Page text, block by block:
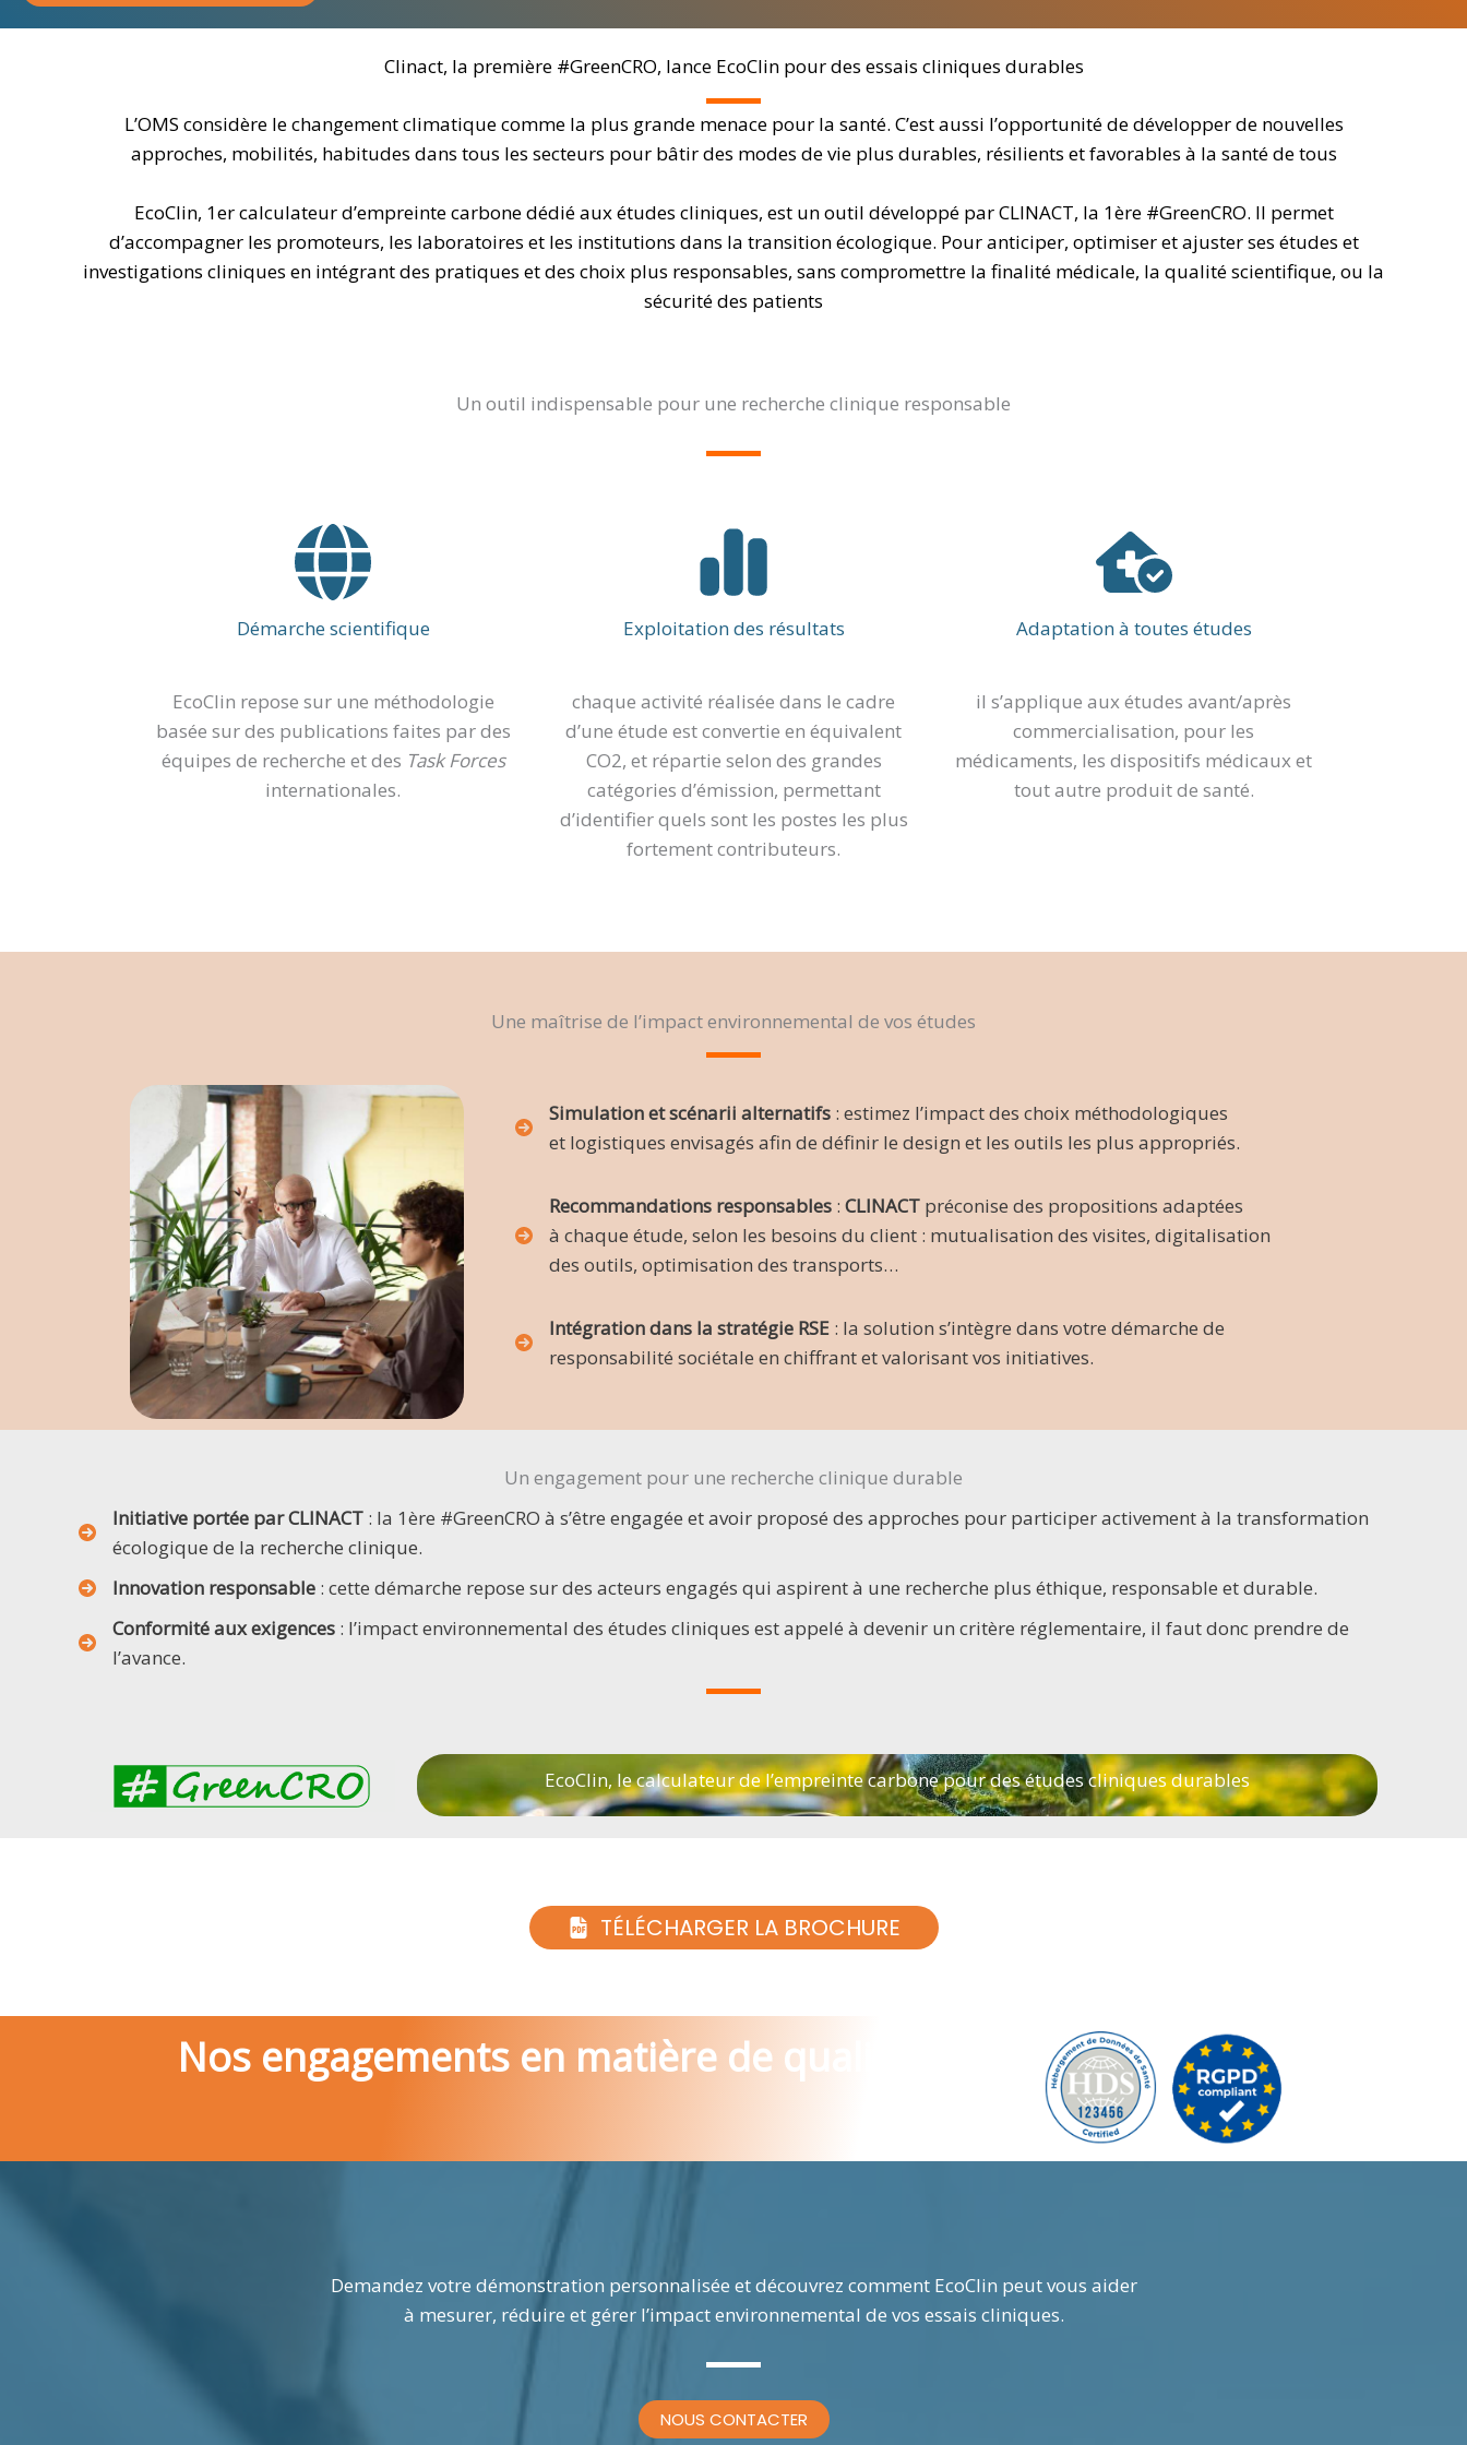
Clinact, la première #GreenCRO, lance EcoClin pour des essais cliniques durables
L’OMS considère le changement climatique comme la plus grande menace pour la santé. C’est aussi l’opportunité de développer de nouvelles
approches, mobilités, habitudes dans tous les secteurs pour bâtir des modes de vie plus durables, résilients et favorables à la santé de tous
EcoClin, 1er calculateur d’empreinte carbone dédié aux études cliniques, est un outil développé par CLINACT, la 1ère #GreenCRO. Il permet
d’accompagner les promoteurs, les laboratoires et les institutions dans la transition écologique. Pour anticiper, optimiser et ajuster ses études et
investigations cliniques en intégrant des pratiques et des choix plus responsables, sans compromettre la finalité médicale, la qualité scientifique, ou la
sécurité des patients
Un outil indispensable pour une recherche clinique responsable
Démarche scientifique
EcoClin repose sur une méthodologie
basée sur des publications faites par des
équipes de recherche et des Task Forces
internationales.
Exploitation des résultats
chaque activité réalisée dans le cadre
d’une étude est convertie en équivalent
CO2, et répartie selon des grandes
catégories d’émission, permettant
d’identifier quels sont les postes les plus
fortement contributeurs.
Adaptation à toutes études
il s’applique aux études avant/après
commercialisation, pour les
médicaments, les dispositifs médicaux et
tout autre produit de santé.
Une maîtrise de l’impact environnemental de vos études
Simulation et scénarii alternatifs: estimez l’impact des choix méthodologiques
et logistiques envisagés afin de définir le design et les outils les plus appropriés.
Recommandations responsables: CLINACT préconise des propositions adaptées
à chaque étude, selon les besoins du client : mutualisation des visites, digitalisation
des outils, optimisation des transports…
Intégration dans la stratégie RSE: la solution s’intègre dans votre démarche de
responsabilité sociétale en chiffrant et valorisant vos initiatives.
Un engagement pour une recherche clinique durable
Initiative portée par CLINACT : la 1ère #GreenCRO à s’être engagée et avoir proposé des approches pour participer activement à la transformation
écologique de la recherche clinique.
Innovation responsable : cette démarche repose sur des acteurs engagés qui aspirent à une recherche plus éthique, responsable et durable.
Conformité aux exigences : l’impact environnemental des études cliniques est appelé à devenir un critère réglementaire, il faut donc prendre de
l’avance.
EcoClin, le calculateur de l’empreinte carbone pour des études cliniques durables
TÉLÉCHARGER LA BROCHURE
Nos engagements en matière de qualité
Demandez votre démonstration personnalisée et découvrez comment EcoClin peut vous aider
à mesurer, réduire et gérer l’impact environnemental de vos essais cliniques.
NOUS CONTACTER